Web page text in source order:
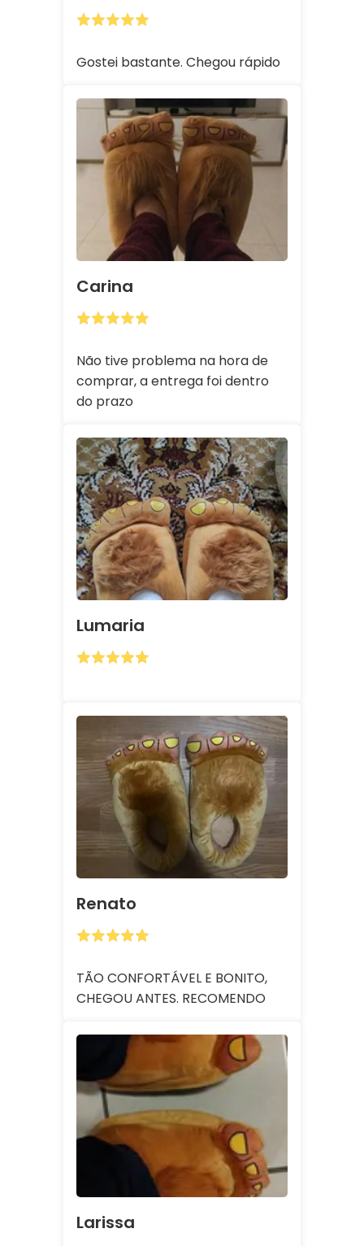
Gostei bastante. Chegou rápido
Carina
Não tive problema na hora de
comprar, a entrega foi dentro
do prazo
Lumaria
Renato
TÃO CONFORTÁVEL E BONITO,
CHEGOU ANTES. RECOMENDO
Larissa